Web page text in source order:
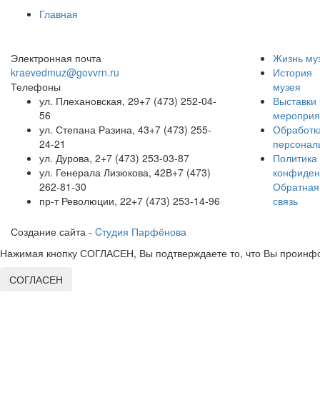
Главная
Электронная почта
kraevedmuz@govvrn.ru
Телефоны
ул. Плехановская, 29+7 (473) 252-04-
56
ул. Степана Разина, 43+7 (473) 255-
24-21
ул. Дурова, 2+7 (473) 253-03-87
ул. Генерала Лизюкова, 42В+7 (473)
262-81-30
пр-т Революции, 22+7 (473) 253-14-96
Жизнь
История
музея
Выставки
Политика
Обратная
связь
Создание сайта - Cтудия Парфёнова
Нажимая кнопку СОГЛАСЕН, Вы подтверждаете то, что Вы
СОГЛАСЕН